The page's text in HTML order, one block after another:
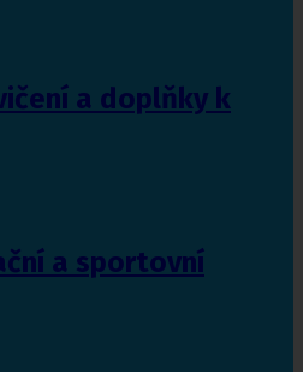
a doplňky k
a sportovní